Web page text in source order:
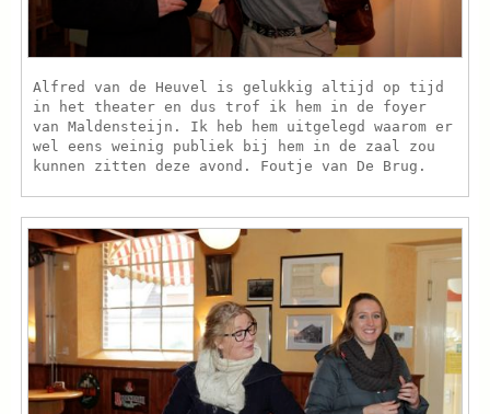
Alfred van de Heuvel is gelukkig altijd op tijd
in het theater en dus trof ik hem in de foyer
van Maldensteijn. Ik heb hem uitgelegd waarom er
wel eens weinig publiek bij hem in de zaal zou
kunnen zitten deze avond. Foutje van De Brug.